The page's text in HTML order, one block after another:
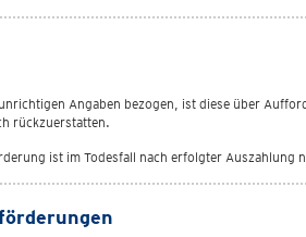
Angaben bezogen, ist diese über
rückzuerstatten.
ist im Todesfall nach erfolgter